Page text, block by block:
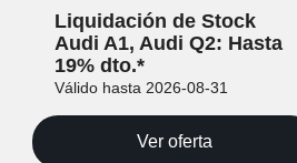
Liquidación de Stock
Audi A1, Audi Q2: Hasta
19% dto.*
Válido hasta 2026-08-31
Ver oferta